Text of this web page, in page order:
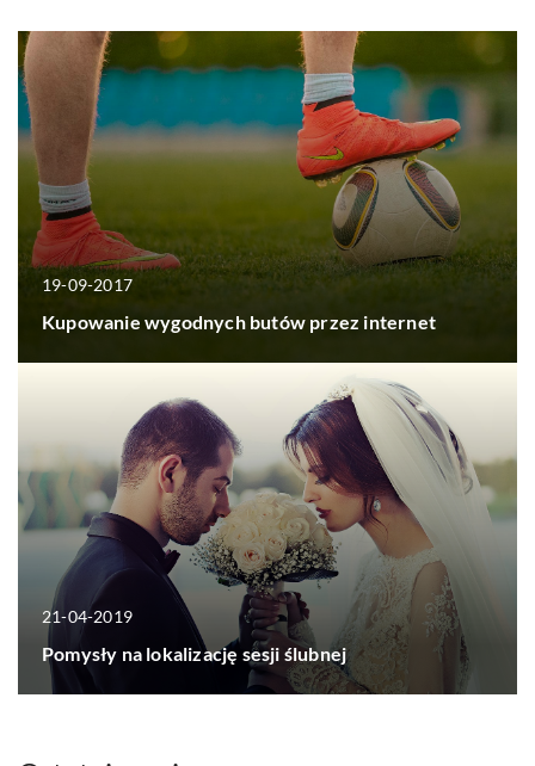
19-09-2017
Kupowanie wygodnych butów przez internet
21-04-2019
Pomysły na lokalizację sesji ślubnej